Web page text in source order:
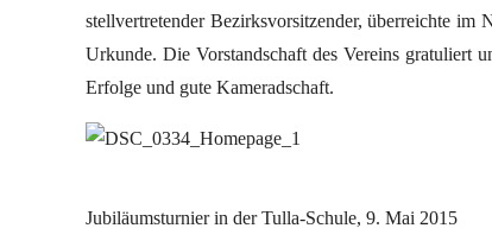
stellvertretender Bezirksvorsitzender, überreichte
Urkunde. Die Vorstandschaft des Vereins gratuliert
Erfolge und gute Kameradschaft.
Jubiläumsturnier in der Tulla-Schule, 9. Mai 2015